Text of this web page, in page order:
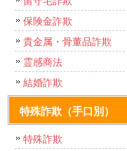
保険金詐欺
貴金属・骨董品詐欺
霊感商法
結婚詐欺
特殊詐欺（手口別）
特殊詐欺